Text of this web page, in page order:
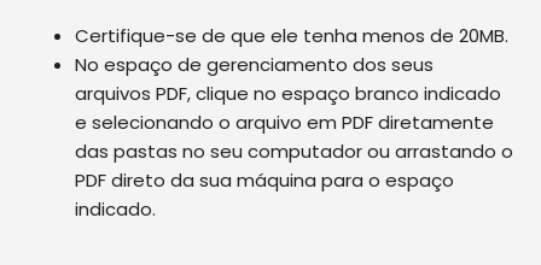
Certifique-se de que ele tenha menos de 20MB.
No espaço de gerenciamento dos seus
arquivos PDF, clique no espaço branco indicado
e selecionando o arquivo em PDF diretamente
das pastas no seu computador ou arrastando o
PDF direto da sua máquina para o espaço
indicado.